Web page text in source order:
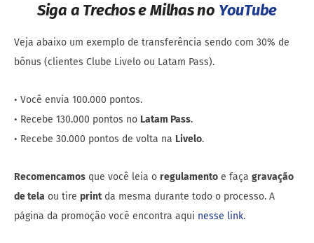
Siga a Trechos e Milhas no YouTube
Veja abaixo um exemplo de transferência sendo com 30% de
bônus (clientes Clube Livelo ou Latam Pass).
• Você envia 100.000 pontos.
• Recebe 130.000 pontos no Latam Pass.
• Recebe 30.000 pontos de volta na Livelo.
Recomencamos que você leia o regulamento e faça gravação
de tela ou tire printda mesma durante todo o processo. A
página da promoção você encontra aqui nesse link.